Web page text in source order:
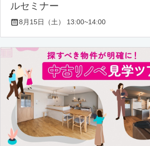
ルセミナー
8月15日（土） 13:00~14:00